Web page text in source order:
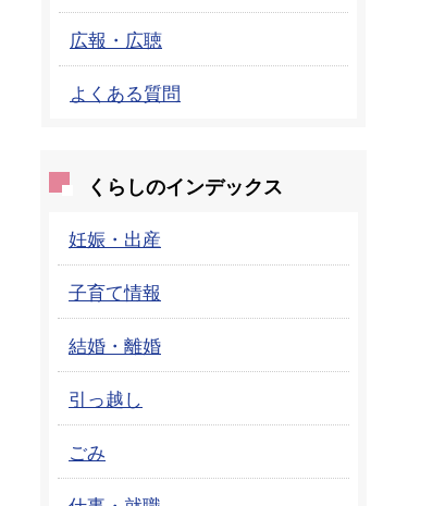
広報・広聴
よくある質問
くらしのインデックス
妊娠・出産
子育て情報
結婚・離婚
引っ越し
ごみ